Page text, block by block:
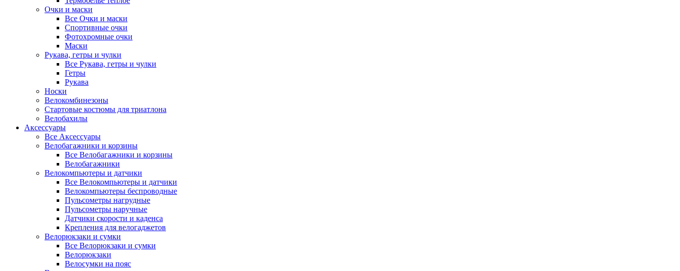
Очки и маски
Все Очки и маски
Спортивные очки
Фотохромные очки
Маски
Рукава, гетры и чулки
Все Рукава, гетры и чулки
Гетры
Рукава
Носки
Велокомбинезоны
Стартовые костюмы для триатлона
Велобахилы
Аксессуары
Все Аксессуары
Велобагажники и корзины
Все Велобагажники и корзины
Велобагажники
Велокомпьютеры и датчики
Все Велокомпьютеры и датчики
Велокомпьютеры беспроводные
Пульсометры нагрудные
Пульсометры наручные
Датчики скорости и каденса
Крепления для велогаджетов
Велорюкзаки и сумки
Все Велорюкзаки и сумки
Велорюкзаки
Велосумки на пояс